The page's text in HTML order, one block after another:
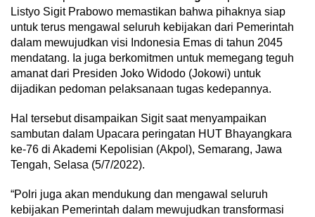
Listyo Sigit Prabowo memastikan bahwa pihaknya siap
untuk terus mengawal seluruh kebijakan dari Pemerintah
dalam mewujudkan visi Indonesia Emas di tahun 2045
mendatang. Ia juga berkomitmen untuk memegang teguh
amanat dari Presiden Joko Widodo (Jokowi) untuk
dijadikan pedoman pelaksanaan tugas kedepannya.
Hal tersebut disampaikan Sigit saat menyampaikan
sambutan dalam Upacara peringatan HUT Bhayangkara
ke-76 di Akademi Kepolisian (Akpol), Semarang, Jawa
Tengah, Selasa (5/7/2022).
“Polri juga akan mendukung dan mengawal seluruh
kebijakan Pemerintah dalam mewujudkan transformasi